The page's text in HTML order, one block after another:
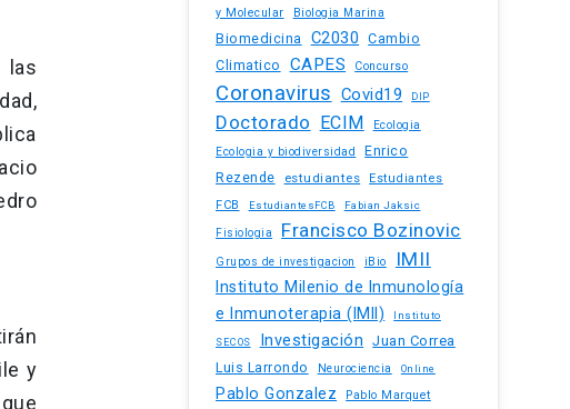
las
y
y Molecular
Biologia Marina
Biomedicina C2030
Cambio
Climatico
CAPES Concurso
Coronavirus Covid19 DIP
Doctorado ECIM Ecologia
Ecologia y biodiversidad
Enrico
Rezende
estudiantes
Estudiantes
FCB
EstudiantesFCB Fabian Jaksic
Fisiologia Francisco Bozinovic
Grupos de investigacion iBio IMII
Instituto Milenio de Inmunología
e Inmunoterapia (IMII)
Instituto
SECOS Investigación
Juan Correa
Luis Larrondo
Neurociencia Online
Pablo Gonzalez Pablo Marquet